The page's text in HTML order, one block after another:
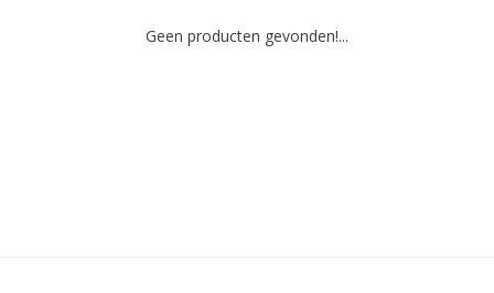
Geen producten gevonden!...